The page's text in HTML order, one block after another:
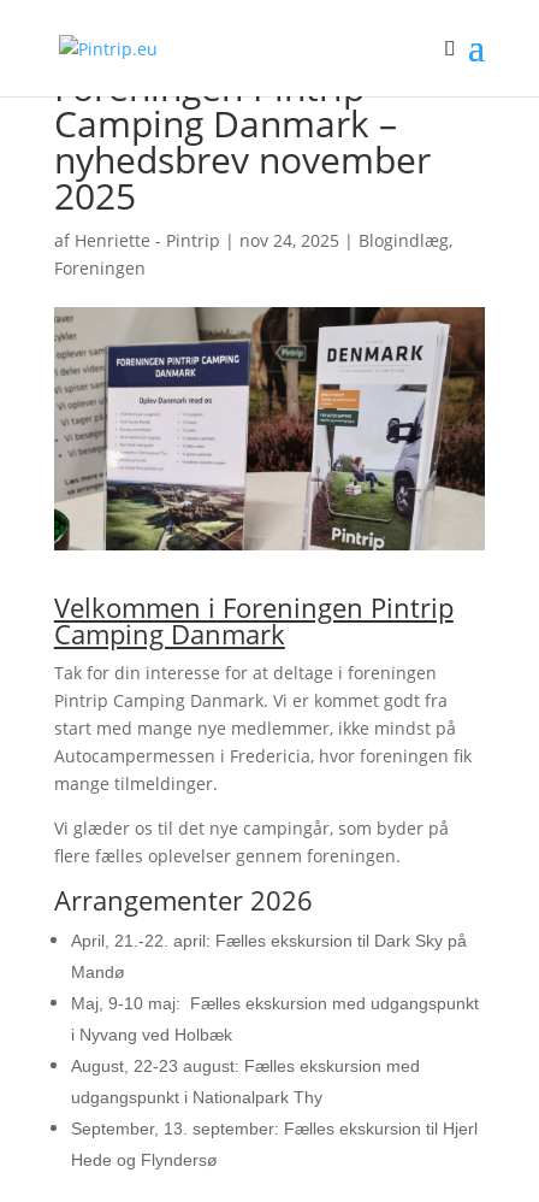
Foreningen Pintrip
Camping Danmark –
nyhedsbrev november
2025
af Henriette - Pintrip | nov 24, 2025 | Blogindlæg,
Foreningen
Velkommen i Foreningen Pintrip
Camping Danmark
Tak for din interesse for at deltage i foreningen
Pintrip Camping Danmark. Vi er kommet godt fra
start med mange nye medlemmer, ikke mindst på
Autocampermessen i Fredericia, hvor foreningen fik
mange tilmeldinger.
Vi glæder os til det nye campingår, som byder på
flere fælles oplevelser gennem foreningen.
Arrangementer 2026
April, 21.-22. april: Fælles ekskursion til Dark Sky på
Mandø
Maj, 9-10 maj: Fælles ekskursion med udgangspunkt
i Nyvang ved Holbæk
August, 22-23 august: Fælles ekskursion med
udgangspunkt i Nationalpark Thy
September, 13. september: Fælles ekskursion til Hjerl
Hede og Flyndersø